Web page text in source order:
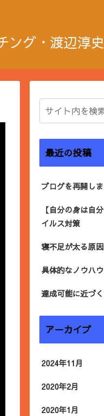
ング・渡辺淳
最近の投稿
ブログを再開し
【自分の身は自
イルス対策
寝不足が太る原
具体的なノウハ
達成可能に近づ
アーカイブ
2024年11月
2020年2月
2020年1月